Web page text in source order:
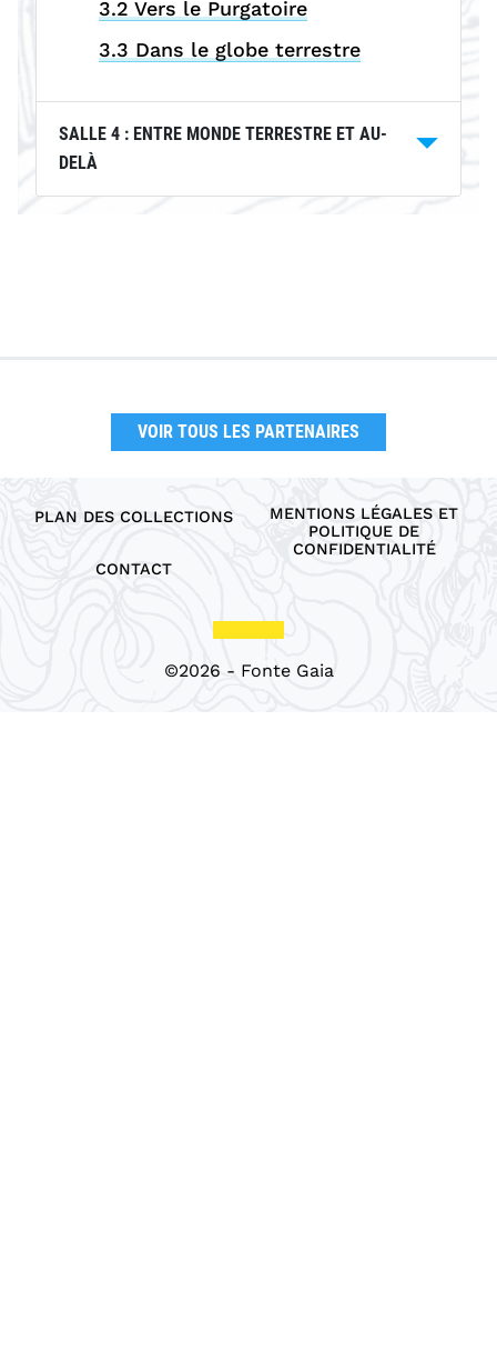
3.2 Vers le Purgatoire
3.3 Dans le globe terrestre
SALLE 4 : ENTRE MONDE TERRESTRE ET AU-
DELÀ
VOIR TOUS LES PARTENAIRES
PLAN DES COLLECTIONS
CONTACT
MENTIONS LÉGALES ET
POLITIQUE DE
CONFIDENTIALITÉ
©2026 - Fonte Gaia